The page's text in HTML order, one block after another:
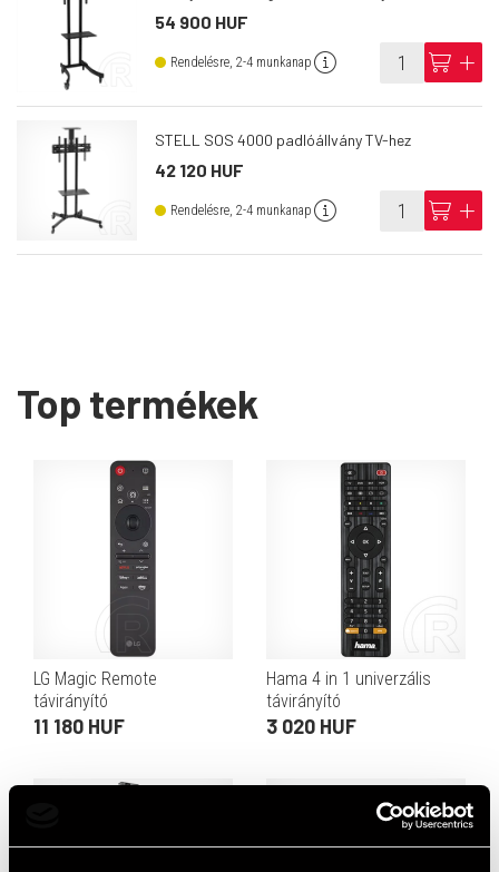
54 900 HUF
Rendelésre, 2-4 munkanap info cart add
STELL SOS 4000 padlóállvány TV-hez
42 120 HUF
Rendelésre, 2-4 munkanap info cart add
Top termékek
LG Magic Remote
távirányító
11 180 HUF
Hama 4 in 1 univerzális
távirányító
3 020 HUF